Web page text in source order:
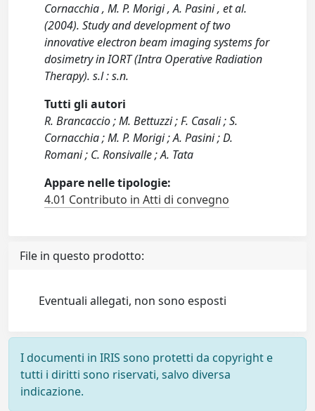
Cornacchia , M. P. Morigi , A. Pasini , et al.
(2004). Study and development of two
innovative electron beam imaging systems for
dosimetry in IORT (Intra Operative Radiation
Therapy). s.l : s.n.
Tutti gli autori
R. Brancaccio ; M. Bettuzzi ; F. Casali ; S.
Cornacchia ; M. P. Morigi ; A. Pasini ; D.
Romani ; C. Ronsivalle ; A. Tata
Appare nelle tipologie:
4.01 Contributo in Atti di convegno
File in questo prodotto:
Eventuali allegati, non sono esposti
I documenti in IRIS sono protetti da copyright e
tutti i diritti sono riservati, salvo diversa
indicazione.